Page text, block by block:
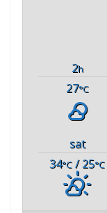
2h
27°C
sat
34°C / 25°C